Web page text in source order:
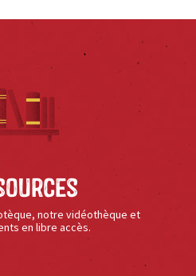
notre vidéothèque et
en libre accès.